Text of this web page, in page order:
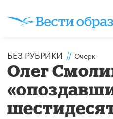
БЕЗ РУБРИКИ // Очерк
Олег